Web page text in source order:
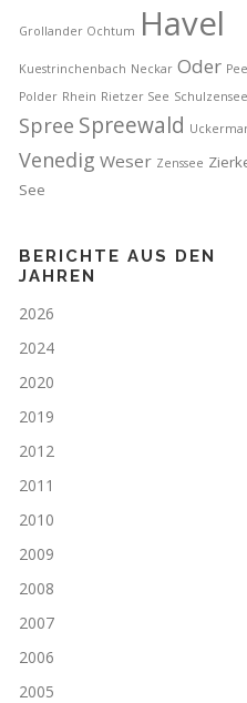
Grollander Ochtum Havel
Kuestrinchenbach Neckar Oder
Polder Rhein Rietzer See Schulzensee
Spree Spreewald
Venedig Weser Zenssee
See
BERICHTE AUS DEN
JAHREN
2026
2024
2020
2019
2012
2011
2010
2009
2008
2007
2006
2005